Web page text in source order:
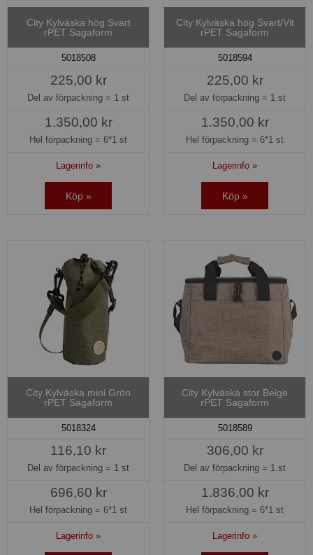
City Kylväska hög Svart
rPET Sagaform
5018508
225,00 kr
Del av förpackning = 1 st
1.350,00 kr
Hel förpackning = 6*1 st
Lagerinfo »
Köp »
City Kylväska hög Svart/Vit
rPET Sagaform
5018594
225,00 kr
Del av förpackning = 1 st
1.350,00 kr
Hel förpackning = 6*1 st
Lagerinfo »
Köp »
City Kylväska mini Grön
rPET Sagaform
5018324
116,10 kr
Del av förpackning = 1 st
696,60 kr
Hel förpackning = 6*1 st
Lagerinfo »
City Kylväska stor Beige
rPET Sagaform
5018589
306,00 kr
Del av förpackning = 1 st
1.836,00 kr
Hel förpackning = 6*1 st
Lagerinfo »